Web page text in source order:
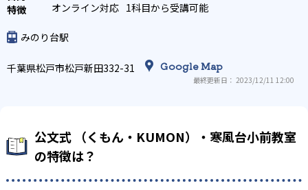
オンライン対応 1科目から受講可能
みのり台駅
千葉県松戸市松戸新田332-31 Google Map
最終更新日： 2023/12/11 12:00
公文式 （くもん・KUMON）・寒風台小前教室
の特徴は？